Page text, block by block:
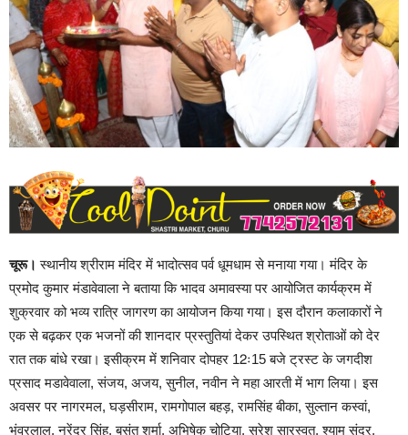
चूरू। स्थानीय श्रीराम मंदिर में भादोत्सव पर्व धूमधाम से मनाया गया। मंदिर के
प्रमोद कुमार मंडावेवाला ने बताया कि भादव अमावस्या पर आयोजित कार्यक्रम में
शुक्रवार को भव्य रात्रि जागरण का आयोजन किया गया। इस दौरान कलाकारों ने
एक से बढ़कर एक भजनों की शानदार प्रस्तुतियां देकर उपस्थित श्रोताओं को देर
रात तक बांधे रखा। इसीक्रम में शनिवार दोपहर 12ः15 बजे ट्रस्ट के जगदीश
प्रसाद मडावेवाला, संजय, अजय, सुनील, नवीन ने महा आरती में भाग लिया। इस
अवसर पर नागरमल, घड़सीराम, रामगोपाल बहड़, रामसिंह बीका, सुल्तान कस्वां,
भंवरलाल, नरेंद्र सिंह, बसंत शर्मा, अभिषेक चोटिया, सुरेश सारस्वत, श्याम सुंदर,